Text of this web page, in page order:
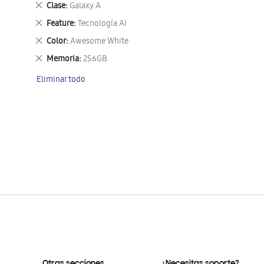
Clase Galaxy A
Eliminar
este
artículo
Feature Tecnología AI
Eliminar
este
artículo
Color Awesome White
Eliminar
este
artículo
Memoria 256GB
Eliminar
artículo
Eliminar todo